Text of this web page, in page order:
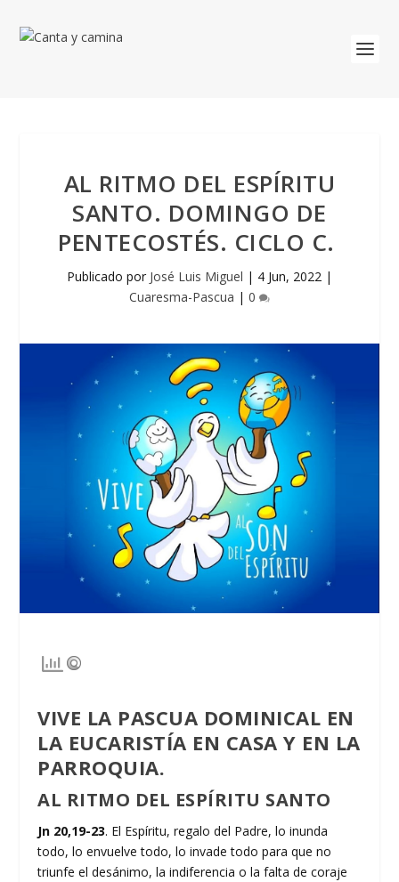
AL RITMO DEL ESPÍRITU
SANTO. DOMINGO DE
PENTECOSTÉS. CICLO C.
Publicado por José Luis Miguel | 4 Jun, 2022 |
Cuaresma-Pascua | 0
VIVE LA PASCUA DOMINICAL EN
LA EUCARISTÍA EN CASA Y EN LA
PARROQUIA.
AL RITMO DEL ESPÍRITU SANTO
Jn 20,19-23. El Espíritu, regalo del Padre, lo inunda
todo, lo envuelve todo, lo invade todo para que no
triunfe el desánimo, la indiferencia o la falta de coraje